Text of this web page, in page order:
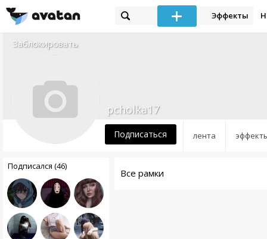
Эффекты
Заблокировать
лента
pcholka17
Подписаться
Подписался (46)
Все рамки